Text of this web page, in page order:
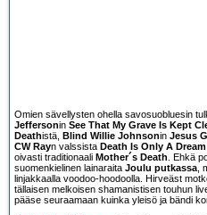
Omien sävellysten ohella savosuobluesin
Jeffersonin See That My Grave Is Kept
Deathistä, Blind Willie Johnsonin Jesus
CW Rayn valssista Death Is Only A Dream
oivasti traditionaali Mother´s Death. Ehkä
suomenkielinen lainaraita Joulu putkassa,
linjakkaalla voodoo-hoodoolla. Hirveäst
tällaisen melkoisen shamanistisen touhun
pääse seuraamaan kuinka yleisö ja bändi